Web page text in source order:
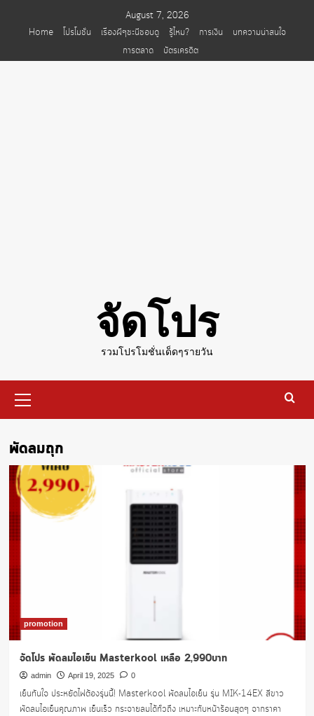
August 7, 2026
Home
โปรโมชั่น เรื่องผีๆชะนีชอบดู รู้ไหม? การเงิน
บทความน่าสนใจ
การตลาด
บัตรเครดิต
จัดโปร
รวมโปรโมชั่นเด็ดๆรายวัน
Menu
พัดลมถุก
promotion
จัดโปร พัดลมไอเย็น Masterkool เหลือ 2,990บาท
admin April 19, 2025 0
เย็นทันใจ ประหยัดไฟต้องรุ่นนี้! Masterkool พัดลมไอเย็น รุ่น MIK-14EX สีขาว
พัดลมไอเย็นคุณภาพ เย็นเร็ว กระจายลมได้ทั่วถึง เหมาะกับหน้าร้อนสุดๆ จากราคา